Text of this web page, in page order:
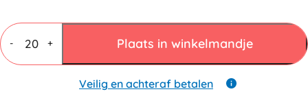
-
Vouwdozen
4
mm
+ Plaats in winkelmandje
Veilig en achteraf betalen